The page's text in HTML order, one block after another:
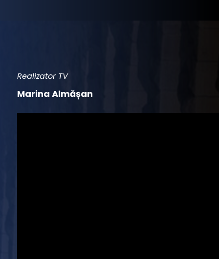
Realizator TV
Marina Almășan